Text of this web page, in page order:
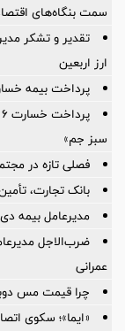
سمت بنگاه‌های
تقدیر و تشکر
ارز اربعین
پرداخت بیمه
سبز جم»
فصلی تازه در
بانک تجارت،
مدیرعامل بیمه
ضرب‌الاجل
عمرانی
چرا قیمت مس دوباره وارد
«ایما»؛ سکوی